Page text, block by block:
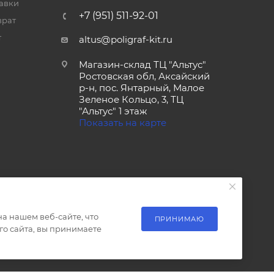
+7 (951) 511-92-01
altus@poligraf-kit.ru
Магазин-склад ТЦ "Альтус"
Ростовская обл, Аксайский
р-н, пос. Янтарный, Малое
Зеленое Кольцо, 3, ТЦ
"Альтус" 1 этаж
Показать на карте
нашем веб-сайте, что
сайта, вы принимаете
ПРИНИМАЮ